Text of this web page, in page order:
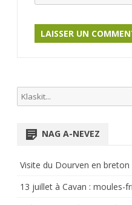
Search
for:
NAG A-NEVEZ
Visite du Dourven en
13 juillet à Cavan : moules-